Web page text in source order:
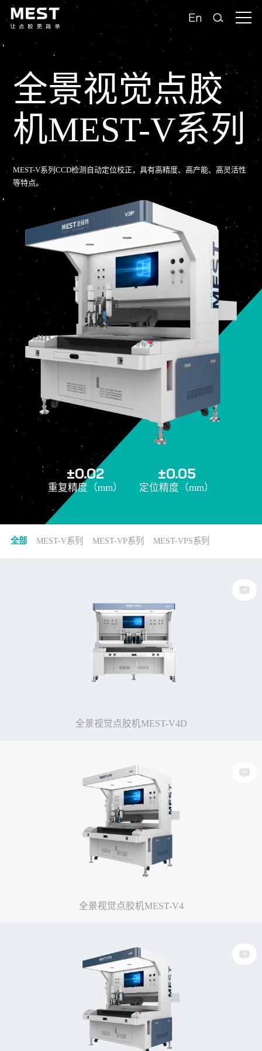
En
全景视觉点胶
机MEST-V系列
MEST-V系列CCD检测自动定位校正，具有高精度、高产能、高灵活性
等特点。
±0.02
重复精度（mm）
±0.05
定位精度（mm）
全部 MEST-V系列 MEST-VP系列 MEST-VPS系列
全景视觉点胶机MEST-V4D
全景视觉点胶机MEST-V4